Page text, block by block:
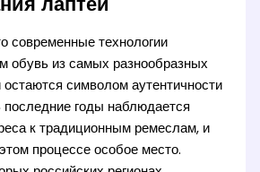
современные технологии
обувь из самых разнообразных
символом аутентичности
последние годы наблюдается
к традиционным ремеслам, и
процессе особое место.